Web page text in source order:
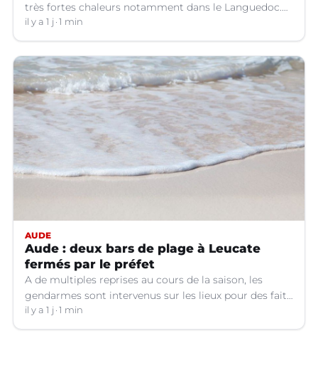
très fortes chaleurs notamment dans le Languedoc.
Jusqu’à quand ?
il y a 1 j 1 min
AUDE
Aude : deux bars de plage à Leucate
fermés par le préfet
A de multiples reprises au cours de la saison, les
gendarmes sont intervenus sur les lieux pour des faits
de violences, de consommation d'alcool, de rixes, de
tapage, de stationnement...
il y a 1 j 1 min